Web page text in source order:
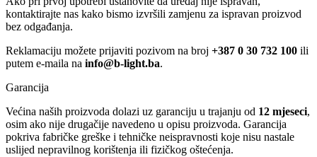
kontaktirajte nas kako bismo izvršili zamjenu za ispravan proizvod
bez odgađanja.
Reklamaciju možete prijaviti pozivom na broj +387 0 30 732 100 ili
putem e-maila na info@b-light.ba.
Garancija
Većina naših proizvoda dolazi uz garanciju u trajanju od 12 mjeseci,
osim ako nije drugačije navedeno u opisu proizvoda. Garancija
pokriva fabričke greške i tehničke neispravnosti koje nisu nastale
uslijed nepravilnog korištenja ili fizičkog oštećenja.